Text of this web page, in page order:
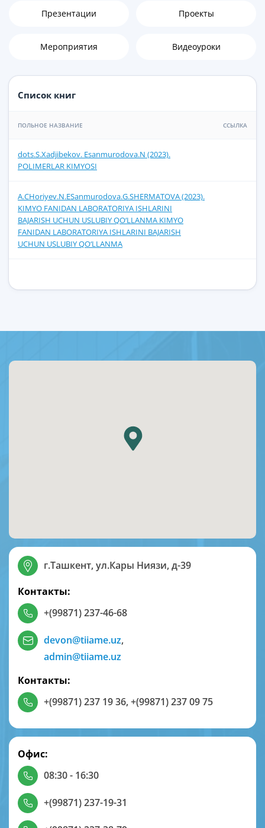
Презентации Проекты
Мероприятия Видеоуроки
Список книг
ПОЛЬНОЕ НАЗВАНИЕ ССЫЛКА
dots.S.Xadjibekov. Esanmurodova.N (2023).
POLIMERLAR KIMYOSI
A.CHoriyev.N.ESanmurodova.G.SHERMATOVA (2023).
KIMYO FANIDAN LABORATORIYA ISHLARINI
BAJARISH UCHUN USLUBIY QO‘LLANMA KIMYO
FANIDAN LABORATORIYA ISHLARINI BAJARISH
UCHUN USLUBIY QO‘LLANMA
г.Ташкент, ул.Кары Ниязи, д-39
Контакты:
+(99871) 237-46-68
devon@tiiame.uz,
admin@tiiame.uz
Контакты:
+(99871) 237 19 36,+(99871) 237 09 75
Офис:
08:30 - 16:30
+(99871) 237-19-31